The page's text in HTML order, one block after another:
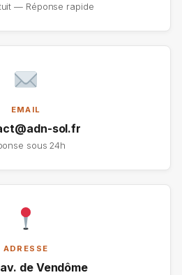
— Réponse rapide
EMAIL
sol.fr
sous 24h
ADRESSE
de Vendôme